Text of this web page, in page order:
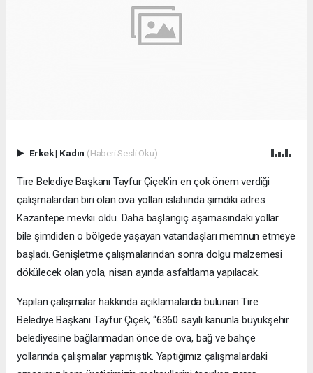
Erkek| Kadın (Haberi Sesli Oku)
Tire Belediye Başkanı Tayfur Çiçek’in en çok önem verdiği
çalışmalardan biri olan ova yolları ıslahında şimdiki adres
Kazantepe mevkii oldu. Daha başlangıç aşamasındaki yollar
bile şimdiden o bölgede yaşayan vatandaşları memnun etmeye
başladı. Genişletme çalışmalarından sonra dolgu malzemesi
dökülecek olan yola, nisan ayında asfaltlama yapılacak.
Yapılan çalışmalar hakkında açıklamalarda bulunan Tire
Belediye Başkanı Tayfur Çiçek, “6360 sayılı kanunla büyükşehir
belediyesine bağlanmadan önce de ova, bağ ve bahçe
yollarında çalışmalar yapmıştık. Yaptığımız çalışmalardaki